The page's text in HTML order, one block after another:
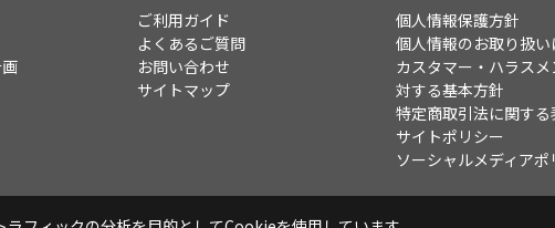
ご利用ガイド
よくあるご質問
お問い合わせ
サイトマップ
個人情報保護方針
個人情報のお取り扱い
カスタマー・ハラスメ
対する基本方針
特定商取引法に関する
サイトポリシー
ソーシャルメディアポ